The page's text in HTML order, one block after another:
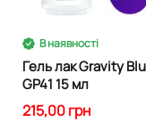
В наявності
Гель лак Gravity
GP41 15 мл
215,00 грн